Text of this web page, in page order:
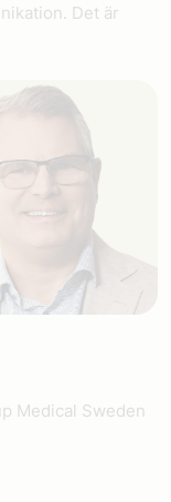
Det är
Medical Sweden